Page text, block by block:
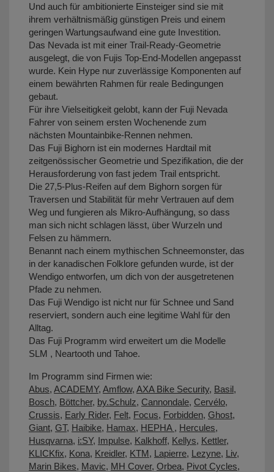
Und auch für ambitionierte Einsteiger sind sie mit
ihrem verhältnismäßig günstigen Preis und einem
geringen Wartungsaufwand eine gute Investition.
Das Nevada ist mit einer Trail-Ready-Geometrie
ausgelegt, die von Fujis Top-End-Modellen angepasst
wurde. Kein Hype nur zuverlässige Komponenten auf
einem bewährten Rahmen für reale Bedingungen
gebaut.
Für ihre Vielseitigkeit gelobt, kann der Fuji Nevada
Fahrer von seinem ersten Wochenende zum
nächsten Mountainbike-Rennen nehmen.
Das Fuji Bighorn ist ein modernes Hardtail mit
zeitgenössischer Geometrie und Spezifikation, die der
Herausforderung von fast jedem Trail entspricht.
Die 27,5-Plus-Reifen auf dem Bighorn sorgen für
Traversen und Stabilität für mehr Vertrauen auf dem
Weg und fungieren als Mikro-Aufhängung, so dass
man sich nicht schlagen lässt, über Wurzeln und
Felsen zu hämmern.
Benannt nach einem mythischen Schneemonster, das
in der kanadischen Folklore gefunden wurde, ist der
Wendigo entworfen, um dich von der ausgetretenen
Pfade zu nehmen.
Das Fuji Wendigo ist nicht nur für Schnee und Sand
reserviert, sondern auch eine legitime Wahl für den
Alltag.
Das Fuji Programm wird erweitert um die Modelle
SLM , Neartooth und Tahoe.
Im Programm sind Firmen wie:
Abus, ACADEMY, Amflow, AXA Bike Security, Basil,
Bosch, Böttcher, by.Schulz, Cannondale, Cervélo,
Crussis, Early Rider, Felt, Focus, Forbidden, Ghost,
Giant, GT, Haibike, Hamax, HEPHA , Hercules,
Husqvarna, i:SY, Impulse, Kalkhoff, Kellys, Kettler,
KLICKfix, Kona, Kreidler, KTM, Lapierre, Lezyne, Liv,
Marin Bikes, Mavic, MH Cover, Orbea, Pivot Cycles,